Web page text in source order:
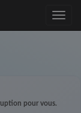
Toggle
pour vous.